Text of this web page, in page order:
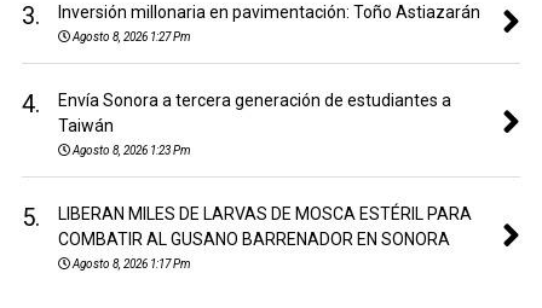
3. Inversión millonaria en pavimentación: Toño Astiazarán
Agosto 8, 2026 1:27 Pm
4.
Envía Sonora a tercera generación de estudiantes a
Taiwán
Agosto 8, 2026 1:23 Pm
5.
LIBERAN MILES DE LARVAS DE MOSCA ESTÉRIL PARA
COMBATIR AL GUSANO BARRENADOR EN SONORA
Agosto 8, 2026 1:17 Pm